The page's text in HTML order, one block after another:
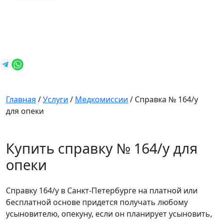
Главная /Услуги / Медкомиссии / Справка № 164/у
для опеки
Купить справку № 164/у для
опеки
Справку 164/у в Санкт-Петербурге на платной или
бесплатной основе придется получать любому
усыновителю, опекуну, если он планирует усыновить,